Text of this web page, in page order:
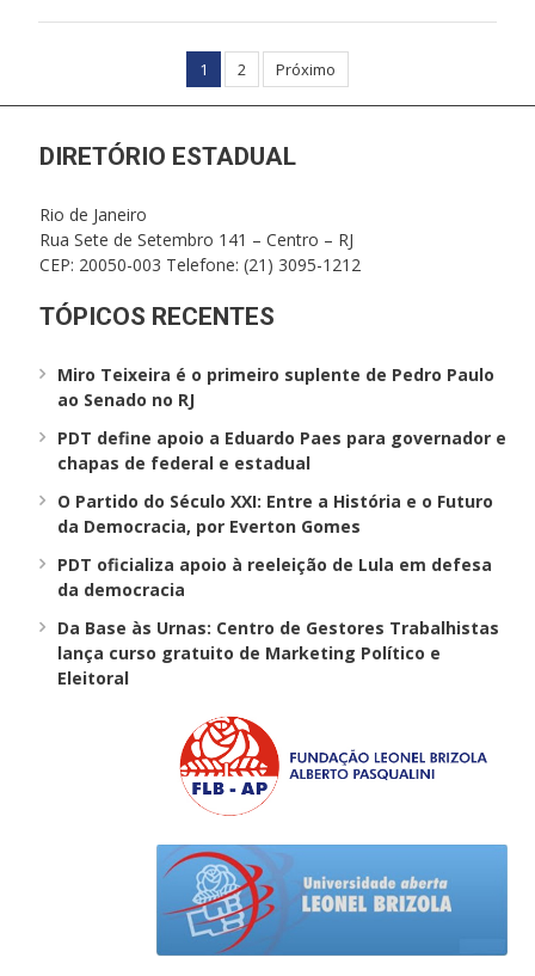
de
1 2 Próximo
DIRETÓRIO ESTADUAL
Rio de Janeiro
Rua Sete de Setembro 141 – Centro – RJ
CEP: 20050-003 Telefone: (21) 3095-1212
TÓPICOS RECENTES
Miro Teixeira é o primeiro suplente de Pedro Paulo
ao Senado no RJ
PDT define apoio a Eduardo Paes para governador e
chapas de federal e estadual
O Partido do Século XXI: Entre a História e o Futuro
da Democracia, por Everton Gomes
PDT oficializa apoio à reeleição de Lula em defesa
da democracia
Da Base às Urnas: Centro de Gestores Trabalhistas
lança curso gratuito de Marketing Político e
Eleitoral